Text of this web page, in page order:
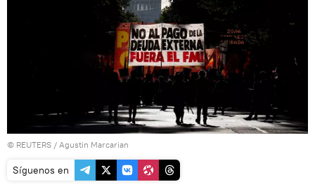
© REUTERS / Agustin Marcarian
Síguenos en